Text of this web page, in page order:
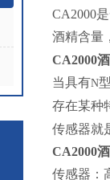
CA2000
酒精含量
CA2000
当具有N
存在某种
传感器就
CA2000
传感器：